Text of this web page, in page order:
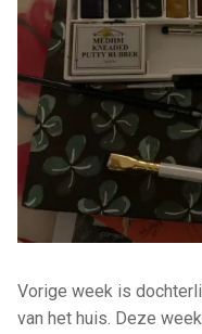
Vorige week is
van het huis. Deze